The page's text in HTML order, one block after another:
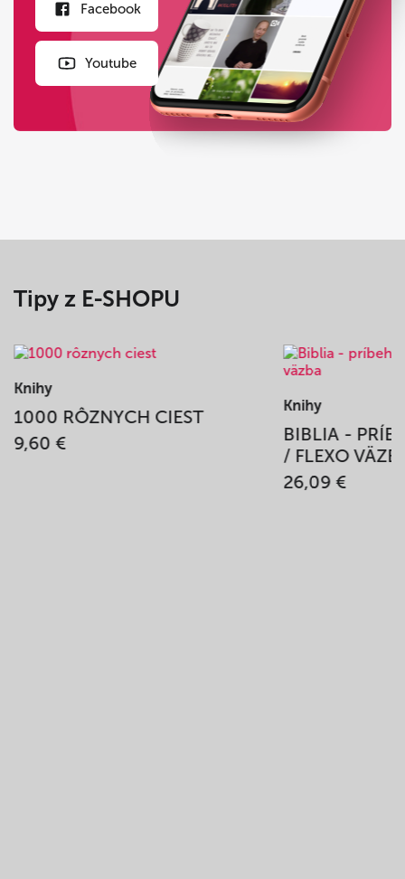
Facebook
Youtube
Tipy z E-SHOPU
Knihy
1000 RÔZNYCH CIEST
9,60 €
Knihy
BIBLIA -
/ FLEXO
26,09 €